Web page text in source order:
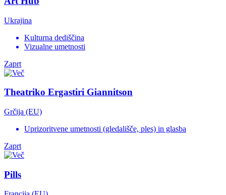
Ukrajina
Kulturna dediščina
Vizualne umetnosti
Zaprt
Theatriko Ergastiri Giannitson
Grčija (EU)
Uprizoritvene umetnosti (gledališče, ples) in glasba
Zaprt
Pills